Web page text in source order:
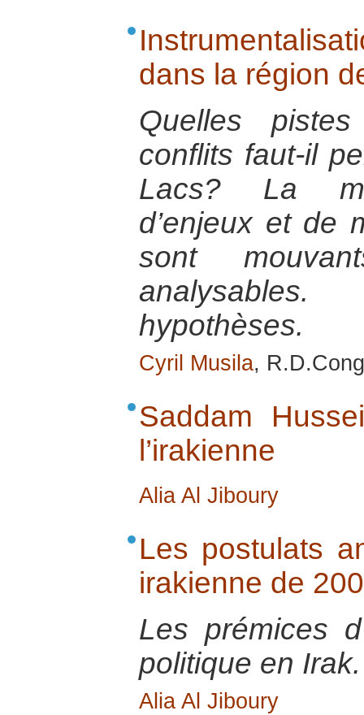
dans la région
Quelles
conflits faut-il
Lacs? La
d’enjeux et de
sont
analysables.
hypothèses.
Cyril Musila,
Saddam
l’irakienne
Alia Al Jiboury
Les postulats
irakienne de
Les prémices
politique en Irak.
Alia Al Jiboury